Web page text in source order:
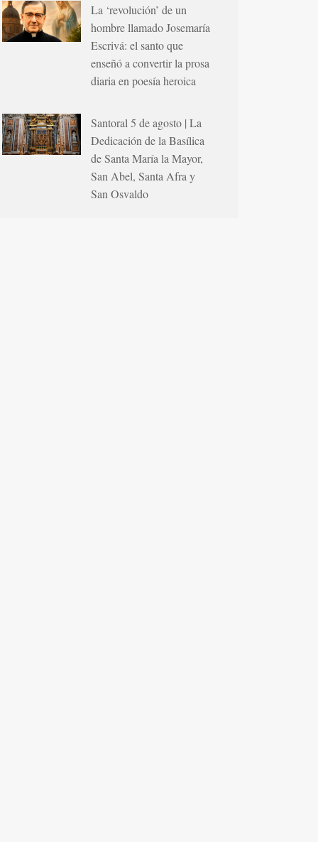
La ‘revolución’ de un
hombre llamado Josemaría
Escrivá: el santo que
enseñó a convertir la prosa
diaria en poesía heroica
Santoral 5 de agosto | La
Dedicación de la Basílica
de Santa María la Mayor,
San Abel, Santa Afra y
San Osvaldo